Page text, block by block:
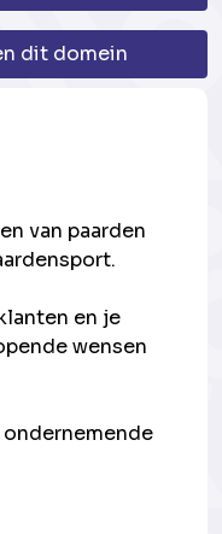
dit domein
van paarden
en je
wensen